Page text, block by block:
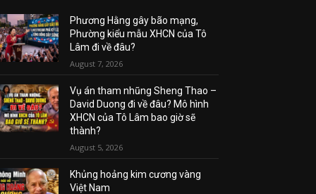
Phương Hằng gây bão mạng,
Phường kiểu mẫu XHCN của Tô
Lâm đi về đâu?
August 7, 2026
Vụ án tham nhũng Sheng Thao –
David Duong đi về đâu? Mô hình
XHCN của Tô Lâm bao giờ sẽ
thành?
August 5, 2026
Khủng hoảng kim cương vàng
Việt Nam